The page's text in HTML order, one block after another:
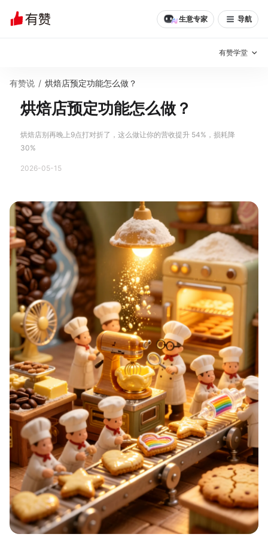
生意专家 导航
有赞学堂
私域日历 增长方法
有赞说案例拆解
有赞成功案例
面对面聊增长
有赞春季发布会 实干家直播间
新零售大会 新零售茶会
新零售私享会 门店经营增长公开课
AllValue 战略合作
增长产品指南
智库 产品场景库
产品更新动态 帮助中心
行业洞察
品牌消费观 行业报告
新零售资讯
培训课程
私域课程 新零售内参
有赞说 / 烘焙店预定功能怎么做？
烘焙店预定功能怎么做？
烘焙店别再晚上9点打对折了，这么做让你的营收提升 54%，损耗降
30%
2026-05-15